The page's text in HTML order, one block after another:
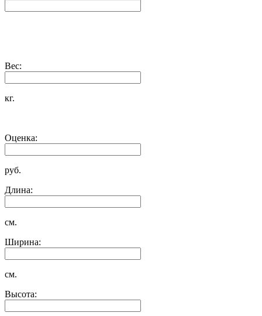
Вес:
кг.
Оценка:
руб.
Длина:
см.
Ширина:
см.
Высота: